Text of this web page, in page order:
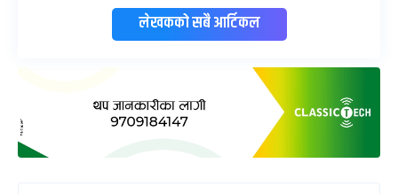
लेखकको सबै आर्टिकल